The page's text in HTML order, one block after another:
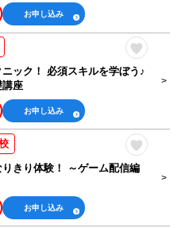
お申し込み
ック！ 必須スキルを学ぼう♪
講座
お申し込み
！ ～ゲーム配信編
お申し込み